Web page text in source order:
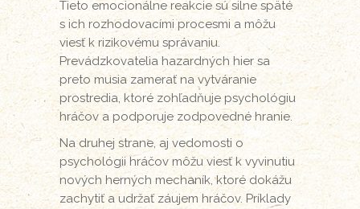
Tieto emocionálne reakcie sú silne späté
s ich rozhodovacími procesmi a môžu
viesť k rizikovému správaniu.
Prevádzkovatelia hazardných hier sa
preto musia zamerať na vytváranie
prostredia, ktoré zohľadňuje psychológiu
hráčov a podporuje zodpovedné hranie.
Na druhej strane, aj vedomosti o
psychológii hráčov môžu viesť k vyvinutiu
nových herných mechaník, ktoré dokážu
zachytiť a udržať záujem hráčov. Príklady